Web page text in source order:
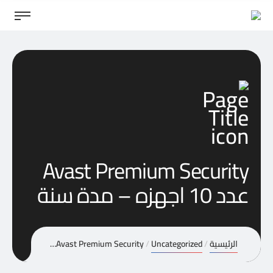
Avast Premium Security
عدد 10 اجهزه – مدة سنة
الرئيسية Uncategorized Avast Premium Security عدد 10 اجهزه – مدة سنة